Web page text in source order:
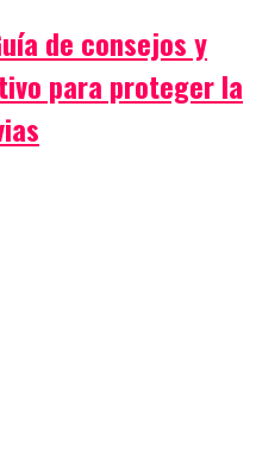
de consejos y
para proteger la